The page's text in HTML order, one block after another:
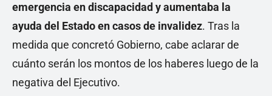
emergencia en discapacidad y aumentaba la
ayuda del Estado en casos de invalidez. Tras la
medida que concretó Gobierno, cabe aclarar de
cuánto serán los montos de los haberes luego de la
negativa del Ejecutivo.